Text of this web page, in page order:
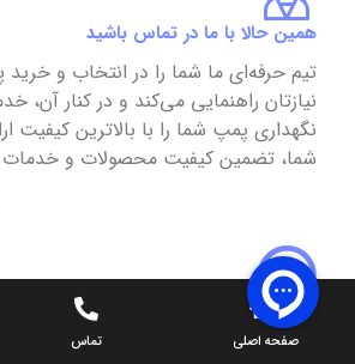
همین حالا با ما در تماس باشید
تیم حرفه‌ای ما شما را در انتخاب و
نیازتان راهنمایی می‌کند و در کنار آن،
نگهداری پمپ شما را با بالاترین کیفیت
شما، تضمین کیفیت محصولات و
سوالات متداول پمپ
صفحه اصلی تماس